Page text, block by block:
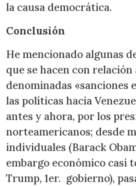
la causa democrática.
Conclusión
He mencionado algunas
que se hacen con relación
denominadas «sanciones
las políticas hacia
antes y ahora, por los
norteamericanos; desde
individuales (Barack
embargo económico casi
Trump, 1er. gobierno),